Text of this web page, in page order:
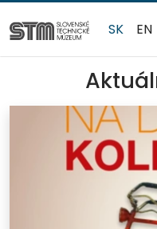
SK EN